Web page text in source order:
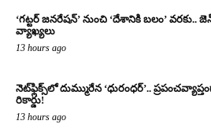
‘గట్టర్ జనరేషన్’ నుంచి ‘దేశానికి బలం’ వరకు..
వ్యాఖ్యలు
13 hours ago
నెట్‌ఫ్లిక్స్‌లో దుమ్మురేన ‘ధురంధర్’..
రికార్డు!
13 hours ago